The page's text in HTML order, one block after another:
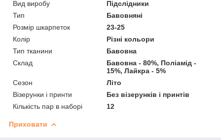
Вид виробу
Підслідники
Тип
Бавовняні
Розмір шкарпеток
23-25
Колір
Різні кольори
Тип тканини
Бавовна
Склад
Бавовна - 80%, Поліамід -
15%, Лайкра - 5%
Сезон
Літо
Візерунки і принти
Без візерунків і принтів
Кількість пар в наборі
12
Приховати